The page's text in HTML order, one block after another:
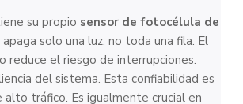
su propio sensor de fotocélula de
solo una luz, no toda una fila. El
reduce el riesgo de interrupciones.
del sistema. Esta confiabilidad es
alto tráfico. Es igualmente crucial en